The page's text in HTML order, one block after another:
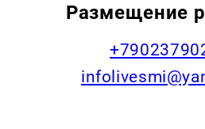
Размещение